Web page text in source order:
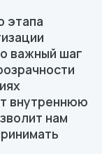
этапа
важный шаг
внутреннюю
нам